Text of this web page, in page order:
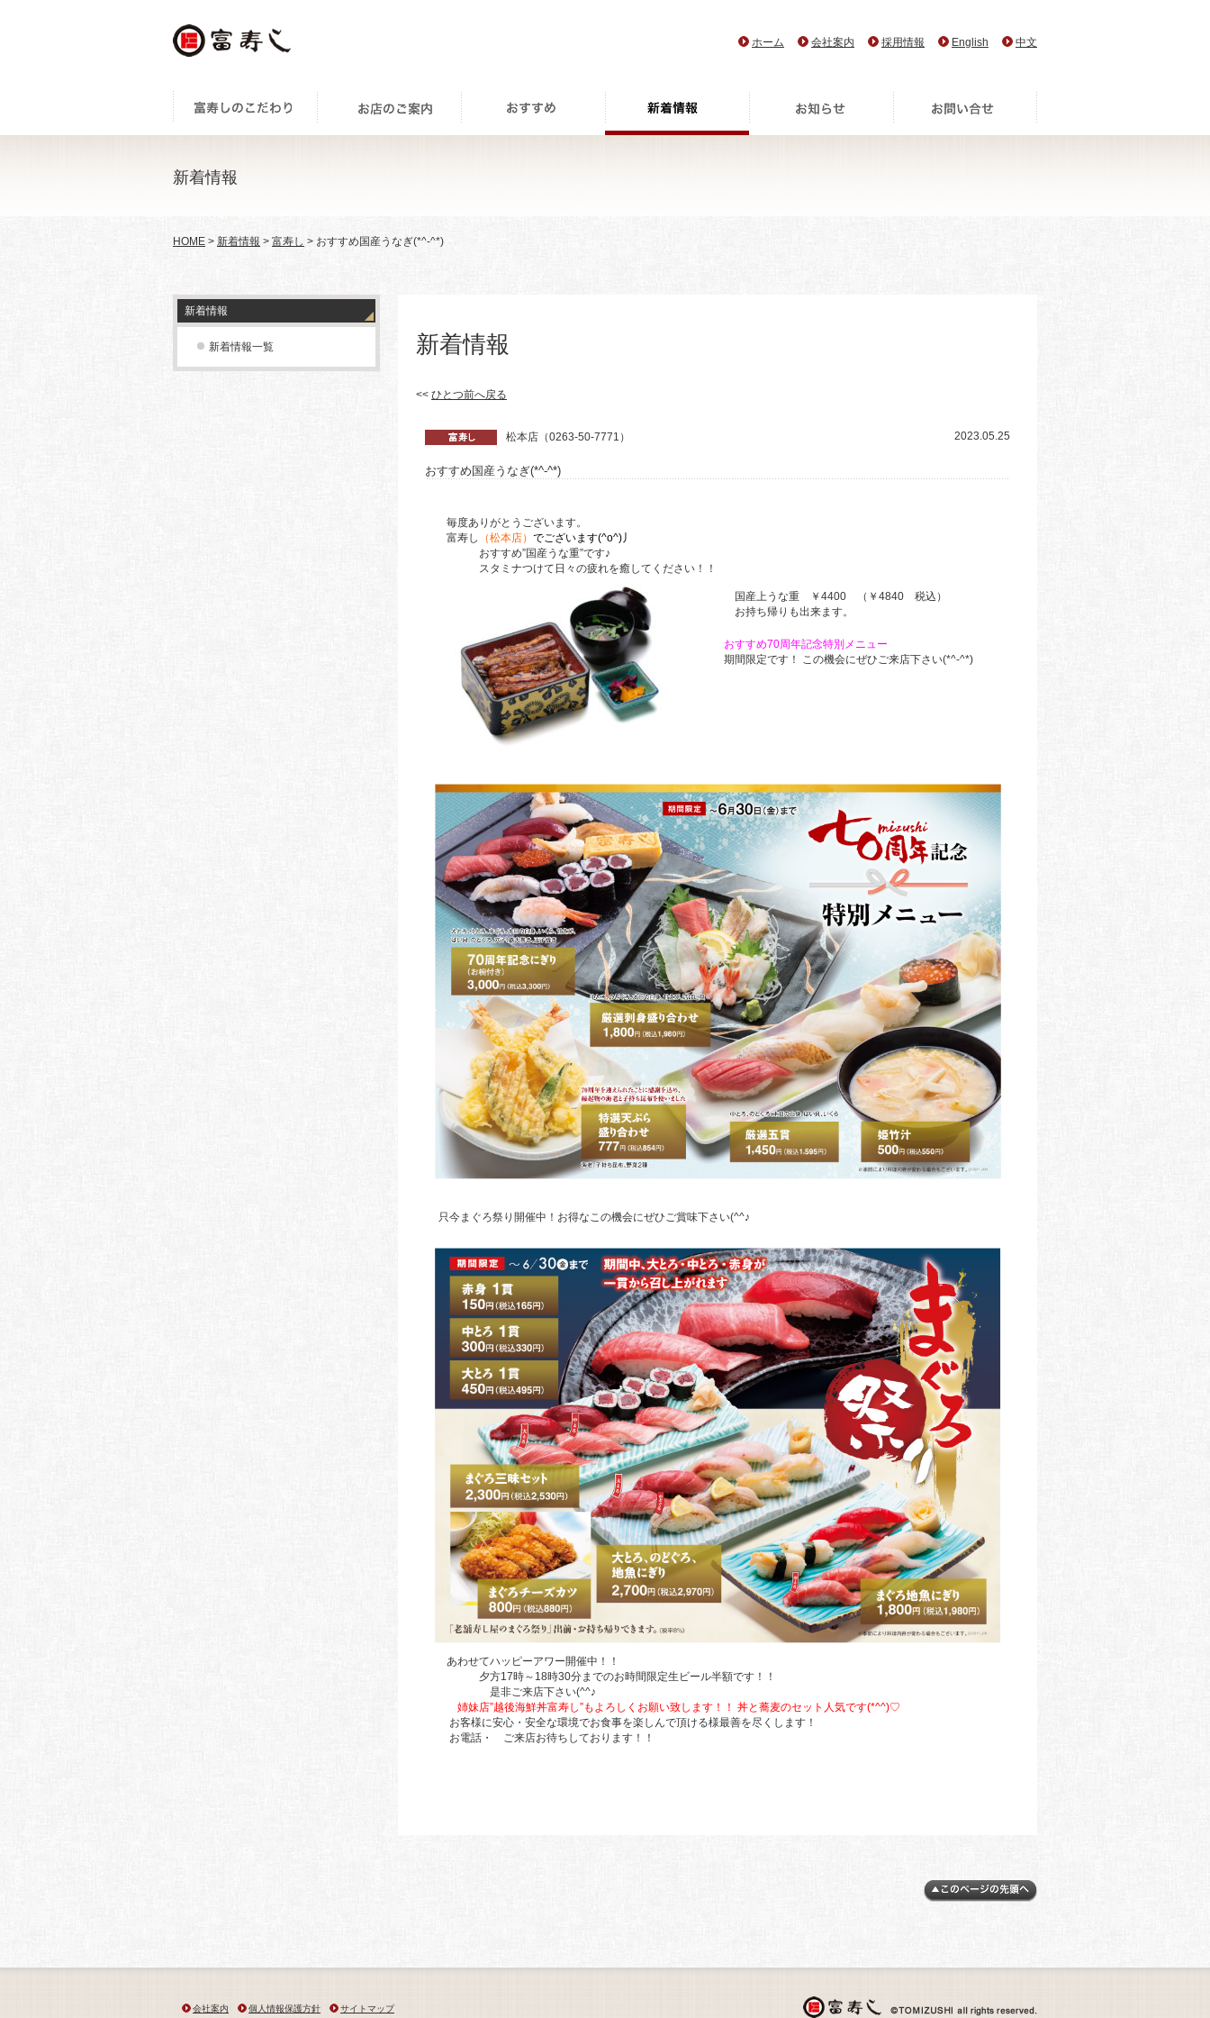
ホーム 会社案内 採用情報 English 中文
新着情報
HOME > 新着情報 > 富寿し > おすすめ国産うなぎ(*^-^*)
新着情報
新着情報一覧 新着情報
<< ひとつ前へ戻る
松本店（0263-50-7771） 2023.05.25
おすすめ国産うなぎ(*^-^*)
毎度ありがとうございます。
富寿し
（松本店） でございます(^o^)丿
おすすめ”国産うな重”です♪
スタミナつけて日々の疲れを癒してください！！
国産上うな重 ￥4400 （￥4840 税込）
お持ち帰りも出来ます。
おすすめ70周年記念特別メニュー
期間限定です！ この機会にぜひご来店下さい(*^-^*)
只今まぐろ祭り開催中！お得なこの機会にぜひご賞味下さい(^^♪
あわせてハッピーアワー開催中！！
夕方17時～18時30分までのお時間限定生ビール半額です！！
是非ご来店下さい(^^♪
姉妹店”越後海鮮丼富寿し”もよろしくお願い致します！！ 丼と蕎麦のセット人気です(*^^)♡
お客様に安心・安全な環境でお食事を楽しんで頂ける様最善を尽くします！
お電話・ ご来店お待ちしております！！
会社案内 個人情報保護方針 サイトマップ